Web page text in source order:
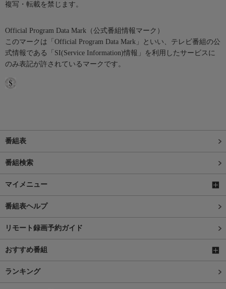
複写・転載を禁じます。
Official Program Data Mark（公式番組情報マーク）
このマークは「Official Program Data Mark」といい、テレビ番組の公
式情報である「SI(Service Information)情報」を利用したサービスに
のみ表記が許されているマークです。
番組表
番組検索
マイメニュー
番組表ヘルプ
リモート録画予約ガイド
おすすめ番組
ランキング